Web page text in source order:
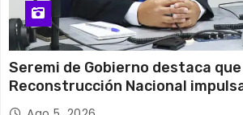
Seremi de Gobierno destaca que
Reconstrucción Nacional
y el empleo en Tarapacá